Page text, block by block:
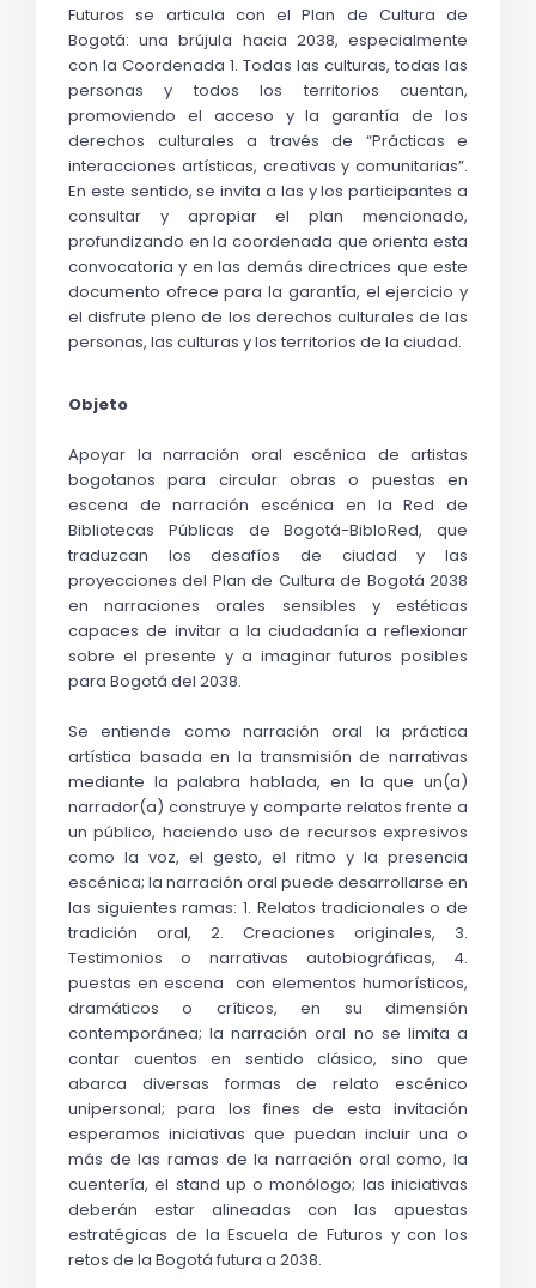
Futuros se articula con el Plan de Cultura de
Bogotá: una brújula hacia 2038, especialmente
con la Coordenada 1. Todas las culturas, todas las
personas y todos los territorios cuentan,
promoviendo el acceso y la garantía de los
derechos culturales a través de “Prácticas e
interacciones artísticas, creativas y comunitarias”.
En este sentido, se invita a las y los participantes a
consultar y apropiar el plan mencionado,
profundizando en la coordenada que orienta esta
convocatoria y en las demás directrices que este
documento ofrece para la garantía, el ejercicio y
el disfrute pleno de los derechos culturales de las
personas, las culturas y los territorios de la ciudad.
Objeto
Apoyar la narración oral escénica de artistas
bogotanos para circular obras o puestas en
escena de narración escénica en la Red de
Bibliotecas Públicas de Bogotá-BibloRed, que
traduzcan los desafíos de ciudad y las
proyecciones del Plan de Cultura de Bogotá 2038
en narraciones orales sensibles y estéticas
capaces de invitar a la ciudadanía a reflexionar
sobre el presente y a imaginar futuros posibles
para Bogotá del 2038.
Se entiende como narración oral la práctica
artística basada en la transmisión de narrativas
mediante la palabra hablada, en la que un(a)
narrador(a) construye y comparte relatos frente a
un público, haciendo uso de recursos expresivos
como la voz, el gesto, el ritmo y la presencia
escénica; la narración oral puede desarrollarse en
las siguientes ramas: 1. Relatos tradicionales o de
tradición oral, 2. Creaciones originales, 3.
Testimonios o narrativas autobiográficas, 4.
puestas en escena  con elementos humorísticos,
dramáticos o críticos, en su dimensión
contemporánea; la narración oral no se limita a
contar cuentos en sentido clásico, sino que
abarca diversas formas de relato escénico
unipersonal; para los fines de esta invitación
esperamos iniciativas que puedan incluir una o
más de las ramas de la narración oral como, la
cuentería, el stand up o monólogo; las iniciativas
deberán estar alineadas con las apuestas
estratégicas de la Escuela de Futuros y con los
retos de la Bogotá futura a 2038.